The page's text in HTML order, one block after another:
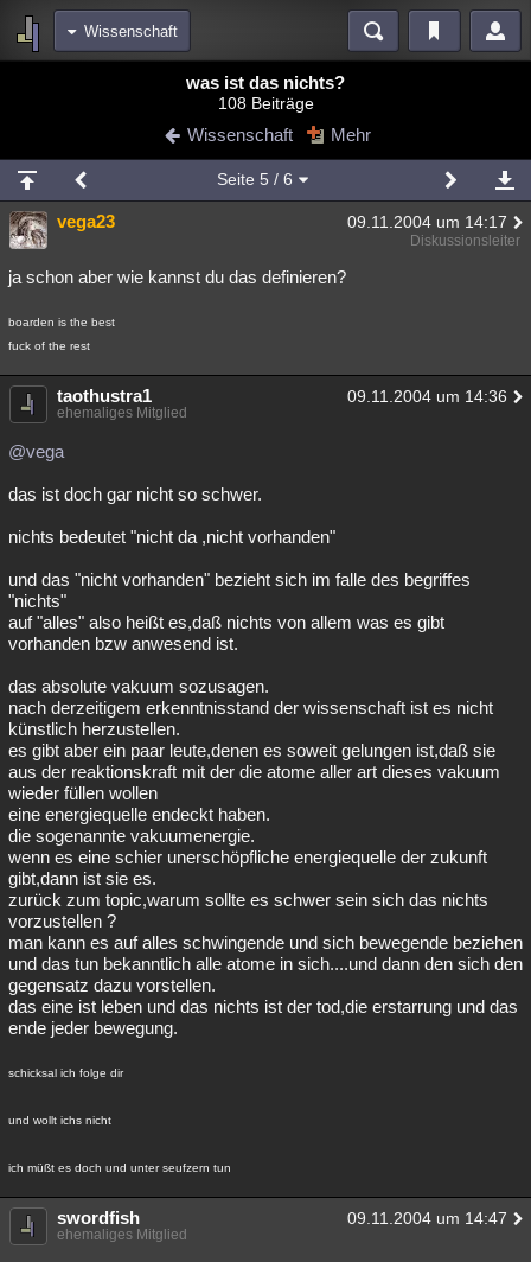
Wissenschaft
Blogs Videos
Chat Wiki Neuigkeiten
meine Rubriken
Menschen Mystery Kriminalfälle
Spiritualität Verschwörungen Technologie
Natur Umfragen
Philosophie Träume Literatur
Musik Verbesserungen
Lesenswert
was ist das nichts?
108 Beiträge
Wissenschaft Mehr
Seite 5 / 6
vega23 09.11.2004 um 14:17
Diskussionsleiter
ja schon aber wie kannst du das definieren?
boarden is the best
fuck of the rest
taothustra1 09.11.2004 um 14:36
ehemaliges Mitglied
@vega
das ist doch gar nicht so schwer.
nichts bedeutet "nicht da ,nicht vorhanden"
und das "nicht vorhanden" bezieht sich im falle des begriffes
"nichts"
auf "alles" also heißt es,daß nichts von allem was es gibt
vorhanden bzw anwesend ist.
das absolute vakuum sozusagen.
nach derzeitigem erkenntnisstand der wissenschaft ist es nicht
künstlich herzustellen.
es gibt aber ein paar leute,denen es soweit gelungen ist,daß sie
aus der reaktionskraft mit der die atome aller art dieses vakuum
wieder füllen wollen
eine energiequelle endeckt haben.
die sogenannte vakuumenergie.
wenn es eine schier unerschöpfliche energiequelle der zukunft
gibt,dann ist sie es.
zurück zum topic,warum sollte es schwer sein sich das nichts
vorzustellen ?
man kann es auf alles schwingende und sich bewegende beziehen
und das tun bekanntlich alle atome in sich....und dann den sich den
gegensatz dazu vorstellen.
das eine ist leben und das nichts ist der tod,die erstarrung und das
ende jeder bewegung.
schicksal ich folge dir
und wollt ichs nicht
ich müßt es doch und unter seufzern tun
swordfish 09.11.2004 um 14:47
ehemaliges Mitglied